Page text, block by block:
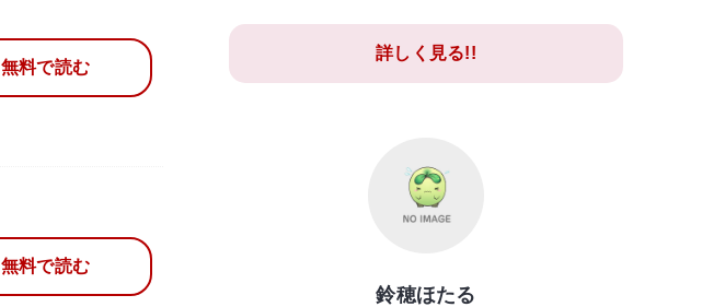
無料で読む
無料で読む
詳しく見る!!
鈴穂ほたる